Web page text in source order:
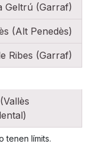
Geltrú (Garraf)
(Alt Penedès)
Ribes (Garraf)
tenen límits.